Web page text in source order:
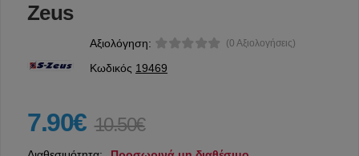
Zeus
Αξιολόγηση: (0 Αξιολογήσεις)
Κωδικός 19469
7.90€ 10.50€